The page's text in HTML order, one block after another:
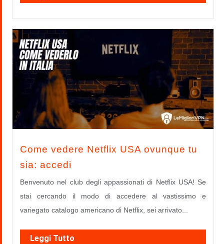
Come vedere Netflix USA ovunque tu
sia: accedi
Benvenuto nel club degli appassionati di Netflix USA! Se
stai cercando il modo di accedere al vastissimo e
variegato catalogo americano di Netflix, sei arrivato...
Leggi Tutto